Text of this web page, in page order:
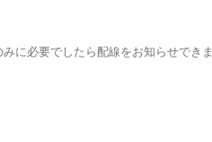
必要でしたら配線をお知らせでき